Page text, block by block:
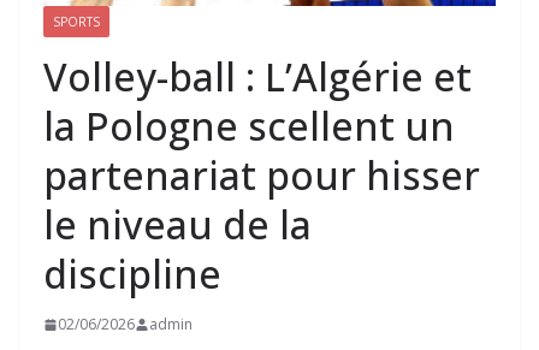
SPORTS
Volley-ball : L’Algérie et
la Pologne scellent un
partenariat pour hisser
le niveau de la
discipline
02/06/2026 admin